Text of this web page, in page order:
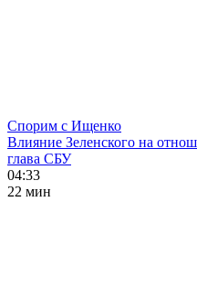
Спорим с Ищенко
Влияние Зеленского на
глава СБУ
04:33
22 мин